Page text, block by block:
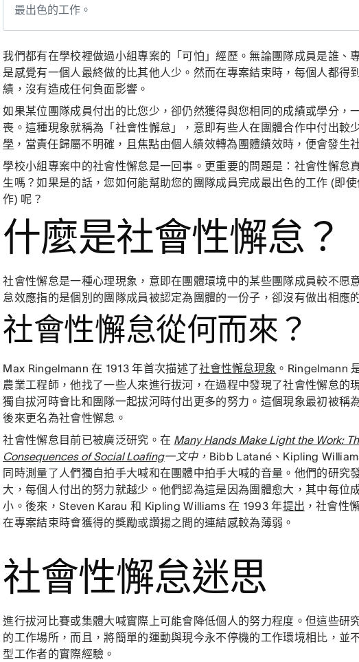
最出色的工作。
我們都有在學校裡做過小組專案的「可怕」經歷。無論團隊成員是誰、
是感覺有一個人最終做的比其他人少。然而在專案結束時，每個人都得
績，沒有造成任何負面影響。
如果某位團隊成員付出的比您少，卻仍然獲得與您相同的成績或學分，
喪。這種現象就稱為「社會性懈怠」，意即有些人在團體合作中付出較
學 ，當責任歸屬不明確，且焦點由個人績效轉為團體績效時，便會發生
學校小組專案中的社會性懈怠是一回事。更重要的問題是：社會性懈怠
生嗎？如果是的話，您如何能幫助您的團隊成員完成最出色的工作 (即
作) 呢？
什麼是社會性懈怠？
社會性懈怠是一種心理現象，意即在團體環境中的某些團隊成員較不愿
怠效應指的是個別的團隊成員被認定為團體的一份子，卻沒有做出相應
社會性懈怠從何而來？
Max Ringelmann 在 1913 年首次描述了社會性懈怠現象 。Ringelmann
農業工程師，他找了一些人來進行拔河，在過程中發現了社會性懈怠的
獨自拔河時會比和團隊一起拔河時付出更多的努力。這個現象最初被稱
後來更名為社會性懈怠。
社會性懈怠目前已被廣泛研究。在 Many Hands Make Light the Work:
Consequences of Social Loafing一文中， Bibb Latané、Kipling
同時測量了人們獨自拍手大喊和在團體中拍手大喊的音量。他們的研究
大，每個人付出的努力就越少。他們認為這是因為團體愈大，其中每位
小。後來，Steven Karau 和 Kipling Williams 在 1993 年提出 ，社會性
在專案結束時會獲得的獎勵或讚揚之間的連結感較為薄弱。
社會性懈怠迷思
進行拔河比賽或集體大喊實際上可能會降低個人的努力程度。但這些研
的工作場所，而且，將簡單的運動與現今永不停機的工作環境相比，並
型工作者的實際經驗。